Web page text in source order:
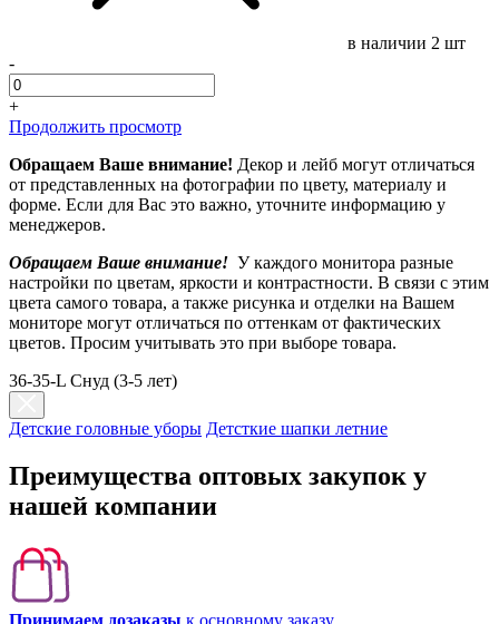
в наличии 2 шт
-
+
Продолжить просмотр
Обращаем Ваше внимание! Декор и лейб могут отличаться
от представленных на фотографии по цвету, материалу и
форме. Если для Вас это важно, уточните информацию у
менеджеров.
Обращаем Ваше внимание! У каждого монитора разные
настройки по цветам, яркости и контрастности. В связи с этим
цвета самого товара, а также рисунка и отделки на Вашем
мониторе могут отличаться по оттенкам от фактических
цветов. Просим учитывать это при выборе товара.
36-35-L Снуд (3-5 лет)
Детские головные уборы Детсткие шапки летние
Преимущества оптовых закупок у
нашей компании
Принимаем дозаказы к основному заказу